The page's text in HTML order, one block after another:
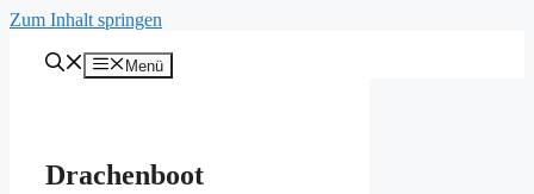
Zum Inhalt springen
Menü
Drachenboot